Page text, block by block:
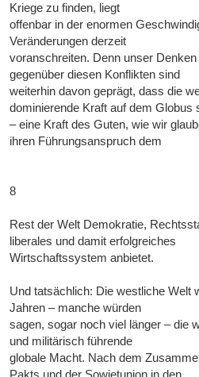
Kriege zu finden, liegt
offenbar in der enormen
Veränderungen derzeit
voranschreiten. Denn unser
gegenüber diesen Konflikten sind
weiterhin davon geprägt, dass die
dominierende Kraft auf dem Globus
– eine Kraft des Guten, wie wir
ihren Führungsanspruch dem
8
Rest der Welt Demokratie,
liberales und damit erfolgreiches
Wirtschaftssystem anbietet.
Und tatsächlich: Die westliche Welt
Jahren – manche würden
sagen, sogar noch viel länger – die
und militärisch führende
globale Macht. Nach dem